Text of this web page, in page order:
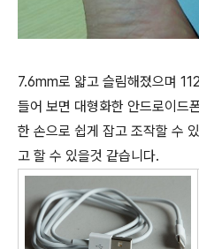
7.6mm로 얇고 슬림해졌으며
들어 보면 대형화한 안드로이드
한 손으로 쉽게 잡고 조작할 수
고 할 수 있을것 같습니다.